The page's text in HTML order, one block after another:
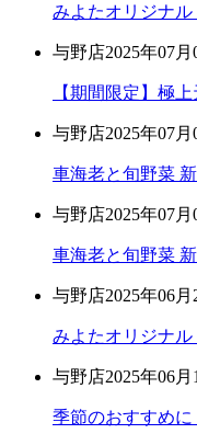
みよたオリジナル
与野店2025年07月
【期間限定】極
与野店2025年07月
車海老と旬野菜
与野店2025年07月
車海老と旬野菜
与野店2025年06月
みよたオリジナル
与野店2025年06月
季節のおすすめに